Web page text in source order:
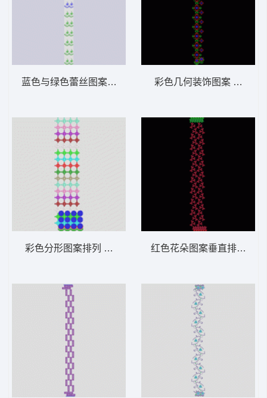
蓝色与绿色蕾丝图案重复排列 窗帘
彩色分形图案排列 窗帘
彩色几何装饰图案 窗帘
红色花朵图案垂直排列 窗帘